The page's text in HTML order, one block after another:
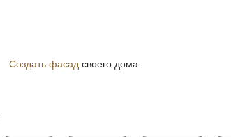
Создать фасад своего дома.